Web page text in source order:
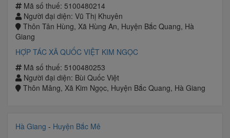
Mã số thuế: 5100480214
Người đại diện: Vũ Thị Khuyên
Thôn Tân Hùng, Xã Hùng An, Huyện Bắc Quang, Hà
Giang
HỢP TÁC XÃ QUỐC VIỆT KIM NGỌC
Mã số thuế: 5100480253
Người đại diện: Bùi Quốc Việt
Thôn Mâng, Xã Kim Ngọc, Huyện Bắc Quang, Hà Giang
Hà Giang - Huyện Bắc Mê